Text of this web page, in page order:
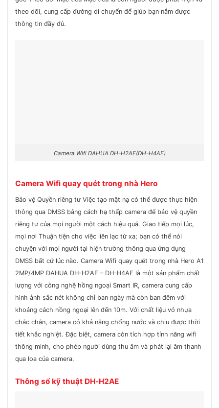
theo dõi, cung cấp đường di chuyển để giúp bạn nắm được
thông tin đầy đủ.
Camera Wifi DAHUA DH-H2AE(DH-H4AE)
Camera Wifi quay quét trong nhà Hero
Bảo vệ Quyền riêng tư Việc tạo mặt nạ có thể được thực hiện
thông qua DMSS bằng cách hạ thấp camera để bảo vệ quyền
riêng tư của mọi người một cách hiệu quả. Giao tiếp mọi lúc,
mọi nơi Thuận tiện cho việc liên lạc từ xa; bạn có thể nói
chuyện với mọi người tại hiện trường thông qua ứng dụng
DMSS bất cứ lúc nào. Camera Wifi quay quét trong nhà Hero A1
2MP/4MP DAHUA DH-H2AE – DH-H4AE là một sản phẩm chất
lượng với công nghệ hồng ngoại Smart IR, camera cung cấp
hình ảnh sắc nét không chỉ ban ngày mà còn ban đêm với
khoảng cách hồng ngoại lên đến 10m. Với chất liệu vỏ nhựa
chắc chắn, camera có khả năng chống nước và chịu được thời
tiết khắc nghiệt. Đặc biệt, camera còn tích hợp tính năng wifi
thông minh, cho phép người dùng thu âm và phát lại âm thanh
qua loa của camera.
Thông số kỹ thuật DH-H2AE